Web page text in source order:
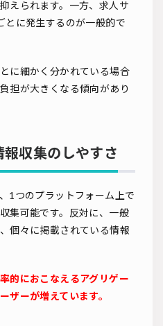
えられます。一方、求人サ
とに発生するのが一般的で
に細かく分かれている場合
担が大きくなる傾向があり
収集のしやすさ
1つのプラットフォーム上で
集可能です。反対に、一般
個々に掲載されている情報
的におこなえるアグリゲー
ザーが増えています。